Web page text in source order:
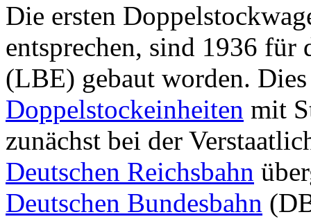
Die ersten
entsprechen, sind 1936 für
(LBE) gebaut worden.
Doppelstockeinheiten mit
zunächst bei der
Deutschen Reichsbahn
Deutschen Bundesbahn